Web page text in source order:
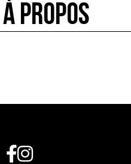
À PROPOS